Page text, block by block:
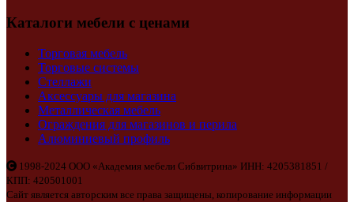
Каталоги мебели с ценами
Торговая мебель
Торговые системы
Стеллажи
Аксессуары для магазина
Металлическая мебель
Ограждения для магазинов и перила
Алюминиевый профиль
1998-2024 ООО «Академия мебели Сибвитрина» ИНН: 4205381851 /
КПП: 420501001
Сайт является авторским все права защищены, копирование информации